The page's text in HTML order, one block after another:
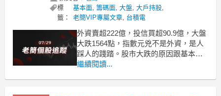
標
籤：
基本面,籌碼面,大盤,大戶持股,
老簡VIP專屬文章, 台積電
外資賣超222億，投信買超90.9億，大盤
大跌1564點，指數元兇不是外資，是人
踩人的踐踏。股市大跌的原因跟基本面
無關，主要是被韓股跟費半帶動，還有
繼續閱讀...